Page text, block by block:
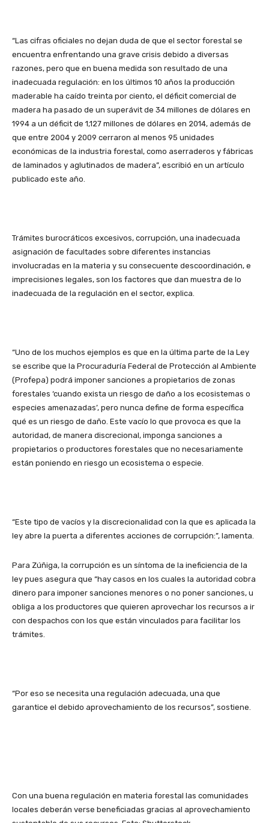
“Las cifras oficiales no dejan duda de que el sector forestal se
encuentra enfrentando una grave crisis debido a diversas
razones, pero que en buena medida son resultado de una
inadecuada regulación: en los últimos 10 años la producción
maderable ha caído treinta por ciento, el déficit comercial de
madera ha pasado de un superávit de 34 millones de dólares en
1994 a un déficit de 1,127 millones de dólares en 2014, además de
que entre 2004 y 2009 cerraron al menos 95 unidades
económicas de la industria forestal, como aserraderos y fábricas
de laminados y aglutinados de madera”, escribió en un artículo
publicado este año.
Trámites burocráticos excesivos, corrupción, una inadecuada
asignación de facultades sobre diferentes instancias
involucradas en la materia y su consecuente descoordinación, e
imprecisiones legales, son los factores que dan muestra de lo
inadecuada de la regulación en el sector, explica.
“Uno de los muchos ejemplos es que en la última parte de la Ley
se escribe que la Procuraduría Federal de Protección al Ambiente
(Profepa) podrá imponer sanciones a propietarios de zonas
forestales ‘cuando exista un riesgo de daño a los ecosistemas o
especies amenazadas’, pero nunca define de forma específica
qué es un riesgo de daño. Este vacío lo que provoca es que la
autoridad, de manera discrecional, imponga sanciones a
propietarios o productores forestales que no necesariamente
están poniendo en riesgo un ecosistema o especie.
“Este tipo de vacíos y la discrecionalidad con la que es aplicada la
ley abre la puerta a diferentes acciones de corrupción:”, lamenta.
Para Zúñiga, la corrupción es un síntoma de la ineficiencia de la
ley pues asegura que “hay casos en los cuales la autoridad cobra
dinero para imponer sanciones menores o no poner sanciones, u
obliga a los productores que quieren aprovechar los recursos a ir
con despachos con los que están vinculados para facilitar los
trámites.
“Por eso se necesita una regulación adecuada, una que
garantice el debido aprovechamiento de los recursos”, sostiene.
Con una buena regulación en materia forestal las comunidades
locales deberán verse beneficiadas gracias al aprovechamiento